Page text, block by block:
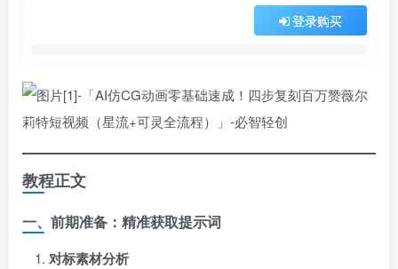
登录购买
教程正文
一、前期准备：精准获取提示词
对标素材分析